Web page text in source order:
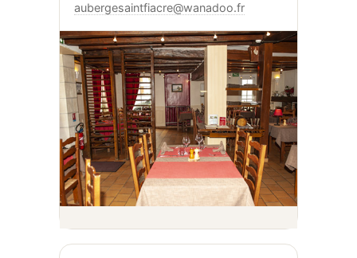
aubergesaintfiacre@wanadoo.fr